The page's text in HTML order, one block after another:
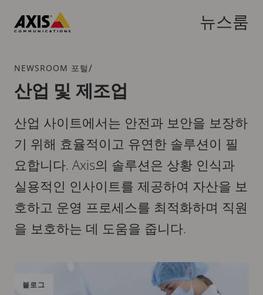
뉴스룸
브
레
드
럼
NEWSROOM 포털/
산업 및 제조업
산업 사이트에서는 안전과 보안을 보장하
기 위해 효율적이고 유연한 솔루션이 필
요합니다. Axis의 솔루션은 상황 인식과
실용적인 인사이트를 제공하여 자산을 보
호하고 운영 프로세스를 최적화하며 직원
을 보호하는 데 도움을 줍니다.
블로그